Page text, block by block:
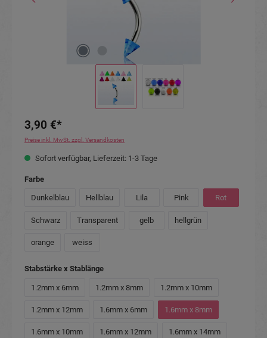
3,90 €*
Preise inkl. MwSt. zzgl. Versandkosten
Sofort verfügbar, Lieferzeit: 1-3 Tage
Farbeauswählen
Dunkelblau Hellblau Lila Pink Rot
Schwarz Transparent gelb hellgrün
orange weiss
Stabstärke x Stablängeauswählen
1.2mm x 6mm 1.2mm x 8mm 1.2mm x 10mm
1.2mm x 12mm 1.6mm x 6mm 1.6mm x 8mm
1.6mm x 10mm 1.6mm x 12mm 1.6mm x 14mm